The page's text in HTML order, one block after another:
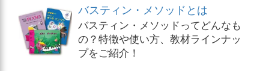
バスティン・メソッドとは
バスティン・メソッドってどんなも
の？特徴や使い方、教材ラインナッ
プをご紹介！